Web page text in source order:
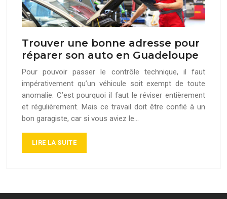
Trouver une bonne adresse pour
réparer son auto en Guadeloupe
Pour pouvoir passer le contrôle technique, il faut
impérativement qu’un véhicule soit exempt de toute
anomalie. C’est pourquoi il faut le réviser entièrement
et régulièrement. Mais ce travail doit être confié à un
bon garagiste, car si vous aviez le…
LIRE LA SUITE